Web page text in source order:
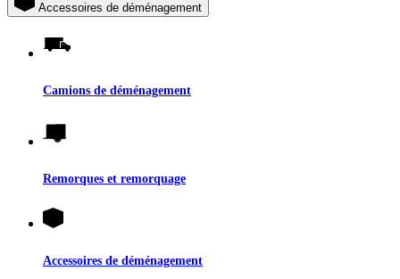
Accessoires de déménagement
Camions de déménagement
Remorques et remorquage
Accessoires de déménagement